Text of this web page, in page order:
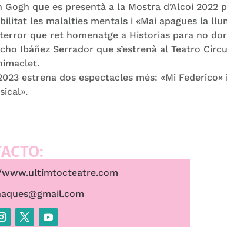
Gogh que es presentà a la Mostra d’Alcoi 2022
les malalties mentals i «Mai apagues la
que ret homenatge a Historias para no
Ibáñez Serrador que s’estrenà al Teatro
estrena dos espectacles més: «Mi Federico»